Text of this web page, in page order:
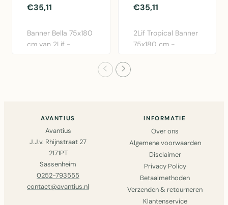
€35,11
Banner Bella 75x180
cm van 2Lif -
€35,11
2Lif Tropical Banner
75x180 cm -
AVANTIUS
Avantius
J.J.v. Rhijnstraat 27
2171PT
Sassenheim
0252-793555
contact@avantius.nl
INFORMATIE
Over ons
Algemene voorwaarden
Disclaimer
Privacy Policy
Betaalmethoden
Verzenden & retourneren
Klantenservice